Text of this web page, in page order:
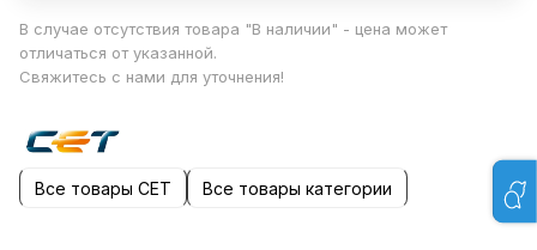
В случае отсутствия товара "В наличии" - цена может
отличаться от указанной.
Свяжитесь с нами для уточнения!
Все товары CET Все товары категории